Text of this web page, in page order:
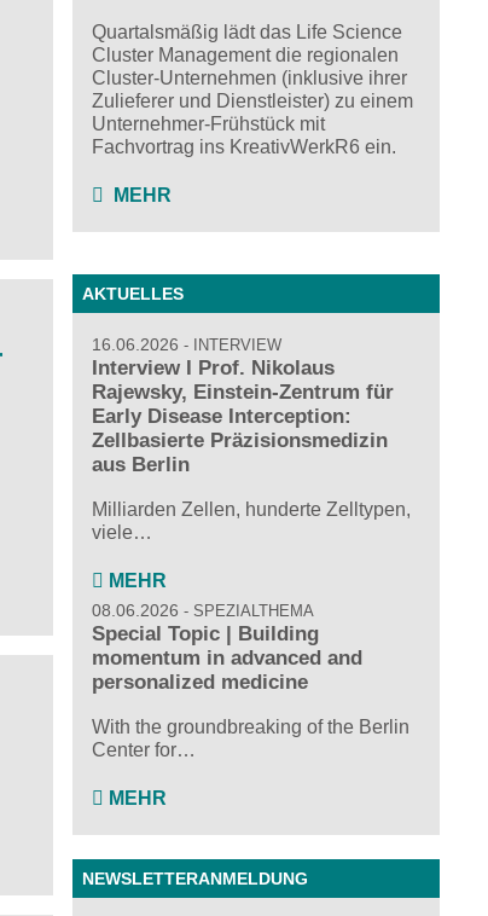
Quartalsmäßig lädt das Life Science
Cluster Management die regionalen
Cluster-Unternehmen (inklusive ihrer
Zulieferer und Dienstleister) zu einem
Unternehmer-Frühstück mit
Fachvortrag ins KreativWerkR6 ein.
MEHR
AKTUELLES
16.06.2026 INTERVIEW
Interview I Prof. Nikolaus
Rajewsky, Einstein-Zentrum für
Early Disease Interception:
Zellbasierte Präzisionsmedizin
aus Berlin
Milliarden Zellen, hunderte Zelltypen,
viele…
MEHR
08.06.2026 SPEZIALTHEMA
Special Topic | Building
momentum in advanced and
personalized medicine
With the groundbreaking of the Berlin
Center for…
MEHR
NEWSLETTERANMELDUNG